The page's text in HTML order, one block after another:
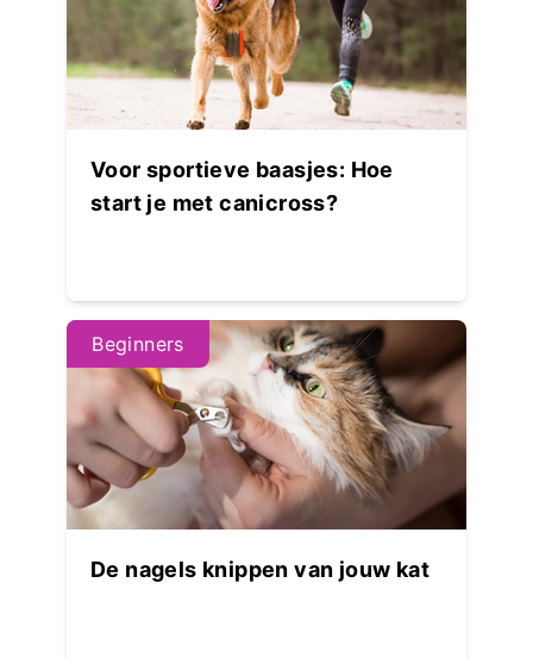
Voor sportieve baasjes: Hoe
start je met canicross?
Beginners
De nagels knippen van jouw kat